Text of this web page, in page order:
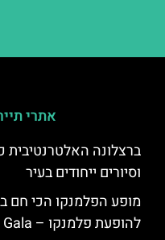
אתרי
ברצלונה
וסיורים ייחודים בעיר
מופע הפלמנקו הכי חם
להופעת פלמנקו – Gran Gala